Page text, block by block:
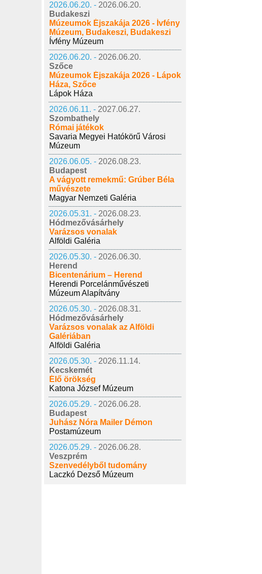
2026.06.20. - 2026.06.20.
Budakeszi
Múzeumok Éjszakája 2026 - Ívfény
Múzeum, Budakeszi, Budakeszi
Ívfény Múzeum
2026.06.20. - 2026.06.20.
Szőce
Múzeumok Éjszakája 2026 - Lápok
Háza, Szőce
Lápok Háza
2026.06.11. - 2027.06.27.
Szombathely
Római játékok
Savaria Megyei Hatókörű Városi
Múzeum
2026.06.05. - 2026.08.23.
Budapest
A vágyott remekmű: Grúber Béla
művészete
Magyar Nemzeti Galéria
2026.05.31. - 2026.08.23.
Hódmezővásárhely
Varázsos vonalak
Alföldi Galéria
2026.05.30. - 2026.06.30.
Herend
Bicentenárium – Herend
Herendi Porcelánművészeti
Múzeum Alapítvány
2026.05.30. - 2026.08.31.
Hódmezővásárhely
Varázsos vonalak az Alföldi
Galériában
Alföldi Galéria
2026.05.30. - 2026.11.14.
Kecskemét
Élő örökség
Katona József Múzeum
2026.05.29. - 2026.06.28.
Budapest
Juhász Nóra Mailer Démon
Postamúzeum
2026.05.29. - 2026.06.28.
Veszprém
Szenvedélyből tudomány
Laczkó Dezső Múzeum